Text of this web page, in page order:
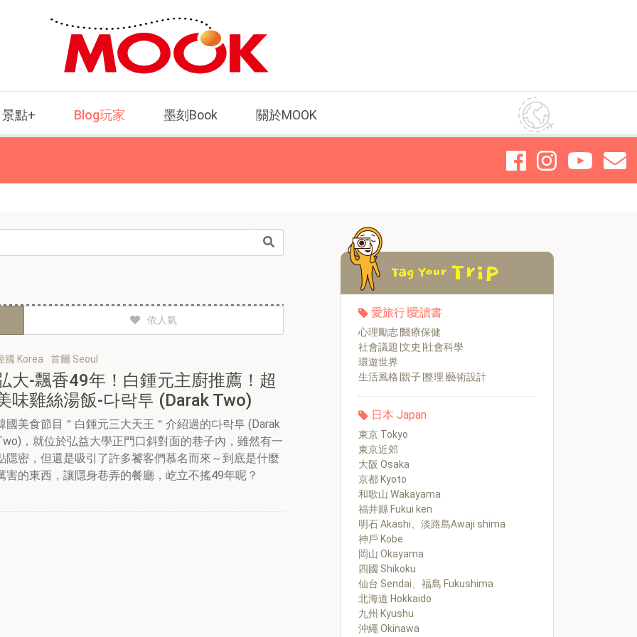
景點+ Blog玩家 墨刻Book 關於MOOK
依人氣
國 Korea 首爾 Seoul
大-飄香49年！白鍾元主廚推薦！超
味雞絲湯飯-다락투 (Darak Two)
國美食節目＂白鍾元三大天王＂介紹過的다락투 (Darak
，就位於弘益大學正門口斜對面的巷子內，雖然有一
隱密，但還是吸引了許多饕客們慕名而來～到底是什麼
害的東西，讓隱身巷弄的餐廳，屹立不搖49年呢？
愛旅行∣愛讀書
心理勵志∣醫療保健
社會議題∣文史∣社會科學
環遊世界
生活風格∣親子∣整理∣藝術設計
日本 Japan
東京 Tokyo
東京近郊
大阪 Osaka
京都 Kyoto
和歌山 Wakayama
福井縣 Fukui ken
明石 Akashi、淡路島Awaji shima
神戶 Kobe
岡山 Okayama
四國 Shikoku
仙台 Sendai、福島 Fukushima
北海道 Hokkaido
九州 Kyushu
沖繩 Okinawa